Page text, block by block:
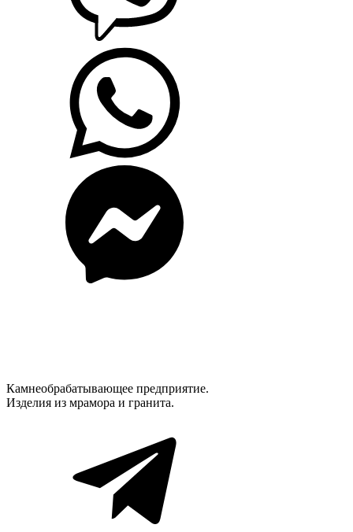
Камнеобрабатывающее предприятие.
Изделия из мрамора и гранита.